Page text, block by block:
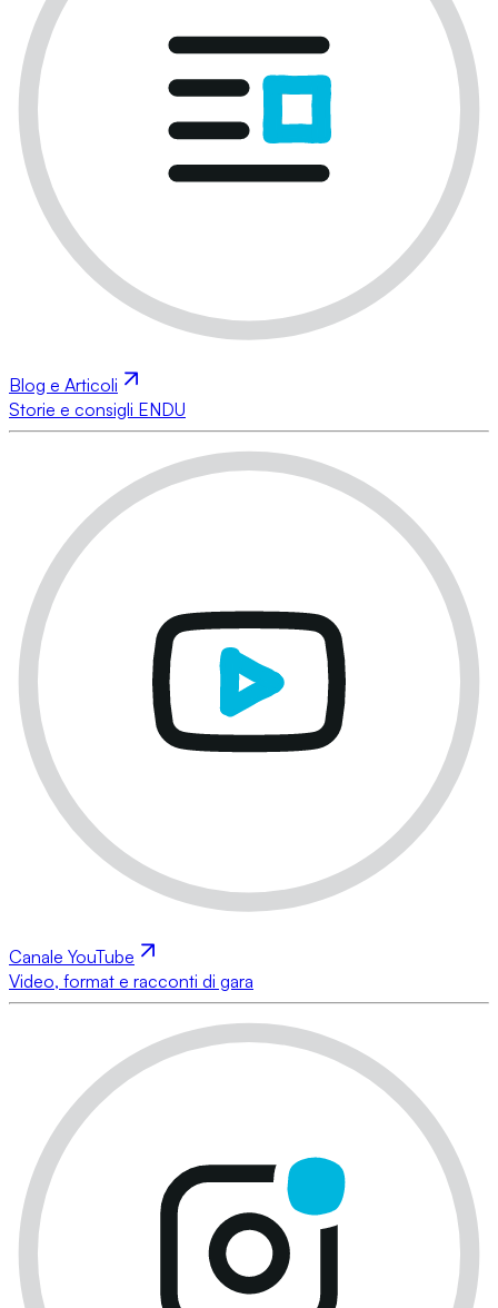
Blog e Articoli
Storie e consigli ENDU
Canale YouTube
Video, format e racconti di gara